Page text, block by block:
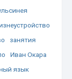
занятия
Иван Окара
язык